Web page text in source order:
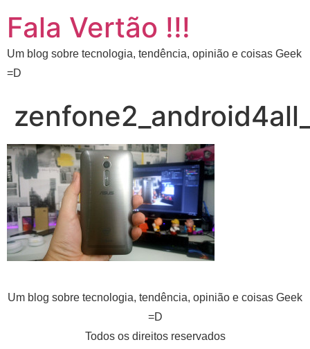
Fala Vertão !!!
Um blog sobre tecnologia, tendência, opinião e coisas Geek
=D
Um blog sobre tecnologia, tendência, opinião e coisas Geek
=D
Todos os direitos reservados